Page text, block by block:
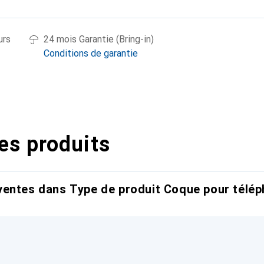
24 mois Garantie (Bring-in)
Conditions de garantie
produits
dans Type de produit Coque pour